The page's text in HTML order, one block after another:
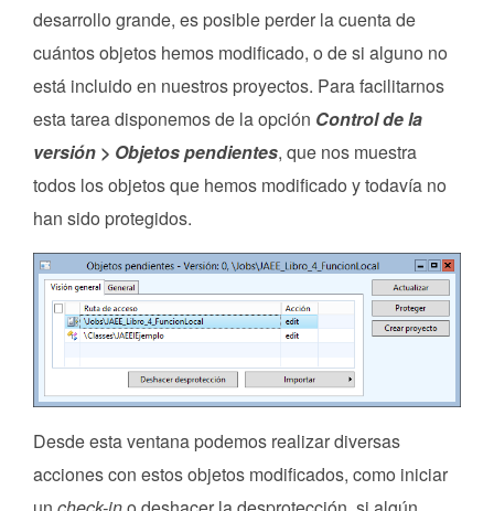
desarrollo grande, es posible perder la cuenta de
cuántos objetos hemos modificado, o de si alguno no
está incluido en nuestros proyectos. Para facilitarnos
esta tarea disponemos de la opción Control de la
versión > Objetos pendientes, que nos muestra
todos los objetos que hemos modificado y todavía no
han sido protegidos.
Desde esta ventana podemos realizar diversas
acciones con estos objetos modificados, como iniciar